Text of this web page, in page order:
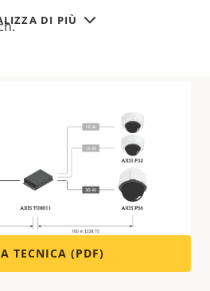
DI PIÙ
tecniche
scaricare la scheda tecnica
qui sotto.
TECNICA (PDF)